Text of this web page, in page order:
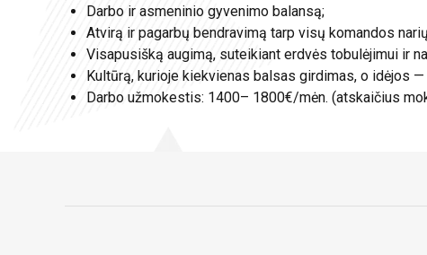
Darbo ir asmeninio gyvenimo balansą;
Atvirą ir pagarbų bendravimą tarp visų komandos
Visapusišką augimą, suteikiant erdvės tobulėjimui ir
Kultūrą, kurioje kiekvienas balsas girdimas, o idėjos
Darbo užmokestis: 1400– 1800€/mėn. (atskaičius